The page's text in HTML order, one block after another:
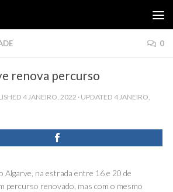
0
renova percurso
4 JANEIRO, 2022 · UPDATED 4 JANEIRO,
Algarve, na estrada entre 16 e 20 de
percurso renovado, mas com o mesmo